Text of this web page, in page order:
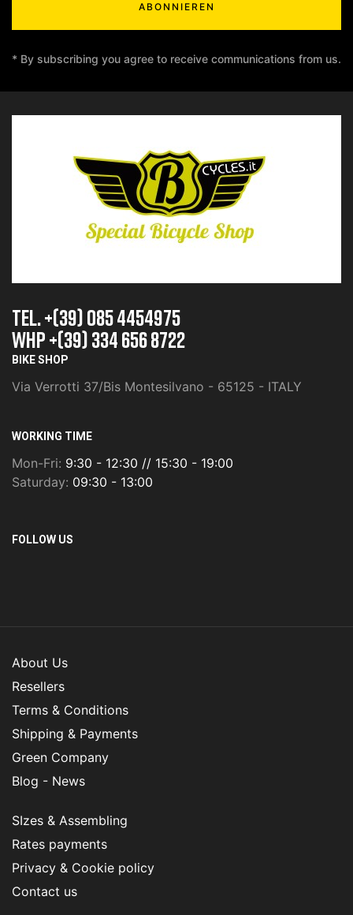
ABONNIEREN
* By subscribing you agree to receive communications from us.
TEL. +(39) 085 4454975
whp +(39) 334 656 8722
BIKE SHOP
Via Verrotti 37/Bis Montesilvano - 65125 - ITALY
WORKING TIME
Mon-Fri: 9:30 - 12:30 // 15:30 - 19:00
Saturday: 09:30 - 13:00
FOLLOW US
About Us
Resellers
Terms & Conditions
Shipping & Payments
Green Company
Blog - News
SIzes & Assembling
Rates payments
Privacy & Cookie policy
Contact us